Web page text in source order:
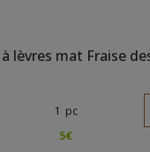
lèvres mat Fraise
1 pc
5€